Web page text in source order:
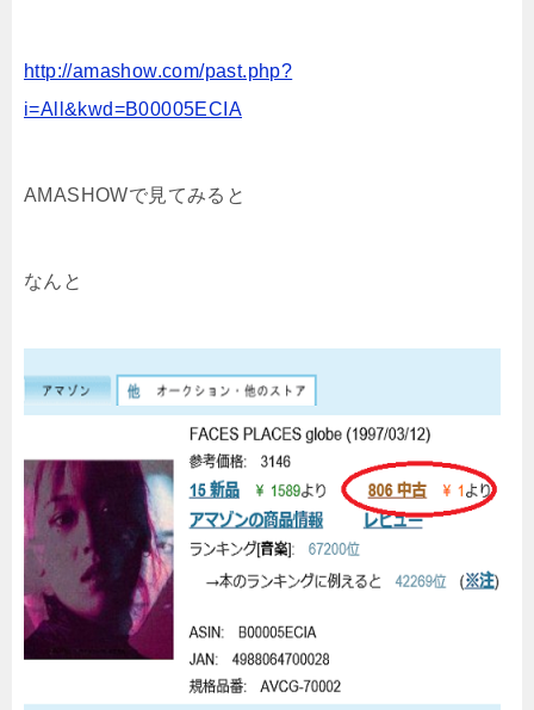
http://amashow.com/past.php?
i=All&kwd=B00005ECIA
AMASHOWで見てみると
なんと